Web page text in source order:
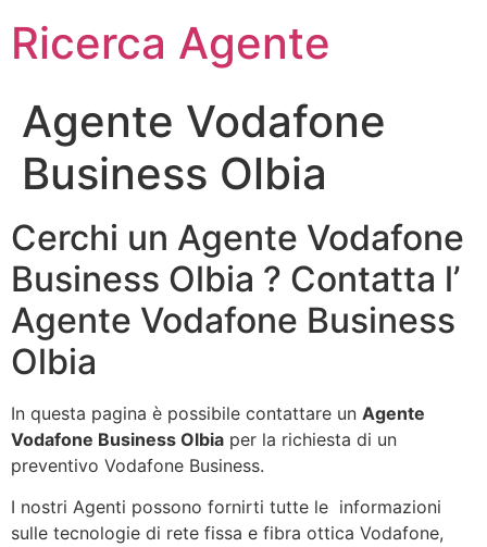
Ricerca Agente
Agente Vodafone
Business Olbia
Cerchi un Agente Vodafone
Business Olbia ? Contatta l’
Agente Vodafone Business
Olbia
In questa pagina è possibile contattare un Agente
Vodafone Business Olbia per la richiesta di un
preventivo Vodafone Business.
I nostri Agenti possono fornirti tutte le informazioni
sulle tecnologie di rete fissa e fibra ottica Vodafone,